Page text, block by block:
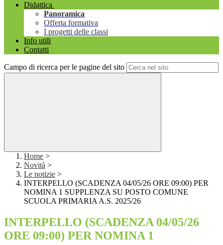
Didattica
Panoramica
Offerta formativa
I progetti delle classi
Info utili
Contatti
Campo di ricerca per le pagine del sito
Home >
Novità >
Le notizie >
INTERPELLO (SCADENZA 04/05/26 ORE 09:00) PER
NOMINA 1 SUPPLENZA SU POSTO COMUNE
SCUOLA PRIMARIA A.S. 2025/26
INTERPELLO (SCADENZA 04/05/26
ORE 09:00) PER NOMINA 1